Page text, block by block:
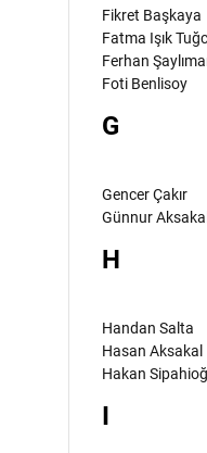
Fikret Başkaya
Fatma Işık
Ferhan
Foti Benlisoy
G
Gencer Çakır
Günnur Aksakal
H
Handan Salta
Hasan Aksakal
Hakan
I